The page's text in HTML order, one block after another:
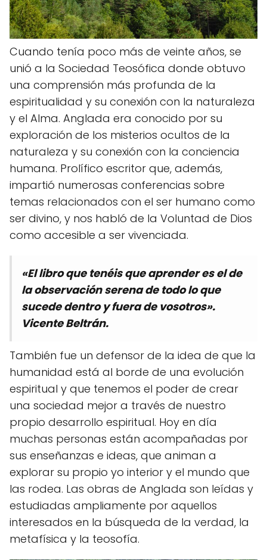
Cuando tenía poco más de veinte años, se
unió a la Sociedad Teosófica donde obtuvo
una comprensión más profunda de la
espiritualidad y su conexión con la naturaleza
y el Alma. Anglada era conocido por su
exploración de los misterios ocultos de la
naturaleza y su conexión con la conciencia
humana. Prolífico escritor que, además,
impartió numerosas conferencias sobre
temas relacionados con el ser humano como
ser divino, y nos habló de la Voluntad de Dios
como accesible a ser vivenciada.
«El libro que tenéis que aprender es el de
la observación serena de todo lo que
sucede dentro y fuera de vosotros».
Vicente Beltrán.
También fue un defensor de la idea de que la
humanidad está al borde de una evolución
espiritual y que tenemos el poder de crear
una sociedad mejor a través de nuestro
propio desarrollo espiritual. Hoy en día
muchas personas están acompañadas por
sus enseñanzas e ideas, que animan a
explorar su propio yo interior y el mundo que
las rodea. Las obras de Anglada son leídas y
estudiadas ampliamente por aquellos
interesados en la búsqueda de la verdad, la
metafísica y la teosofía.